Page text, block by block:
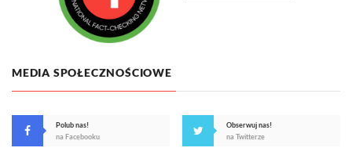
MEDIA SPOŁECZNOŚCIOWE
Polub nas!
na Facebooku
Obserwuj nas!
na Twitterze